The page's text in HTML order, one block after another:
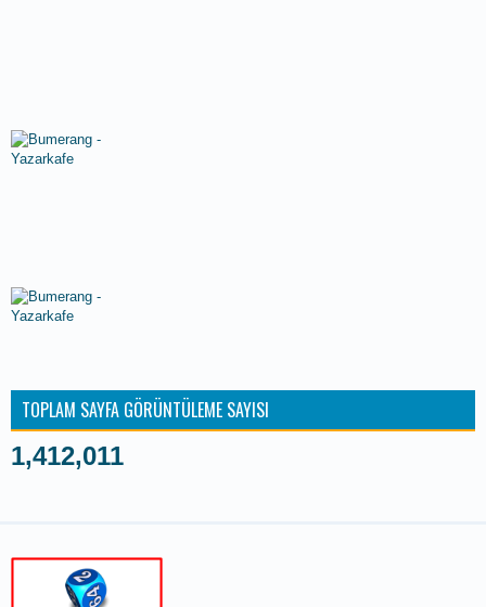
TOPLAM SAYFA GÖRÜNTÜLEME SAYISI
1,412,011